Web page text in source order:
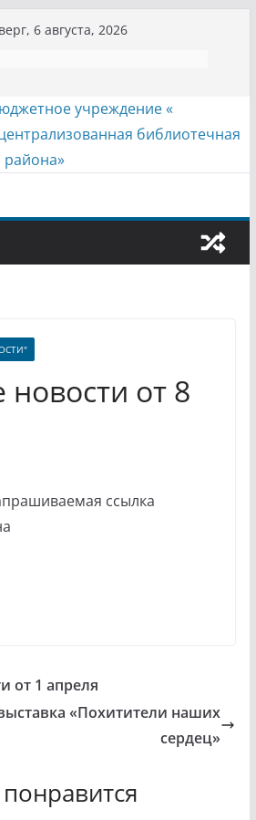
6 августа, 2026
от 8
ссылка
от 1 апреля
«Похитители наших
сердец»